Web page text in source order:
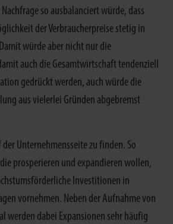
so ausbalanciert würde, dass
der Verbraucherpreise stetig in
würde aber nicht nur die
auch die Gesamtwirtschaft tendenziell
gedrückt werden, auch würde die
aus vielerlei Gründen abgebremst
Unternehmensseite zu finden. So
prosperieren und expandieren wollen,
Investitionen in
vornehmen. Neben der Aufnahme von
werden dabei Expansionen sehr häufig